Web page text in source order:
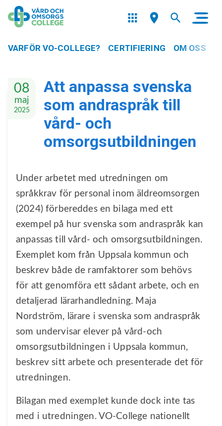
VARFÖR VO-COLLEGE? CERTIFIERING OM OSS
08
maj
2025
Att anpassa svenska
som andraspråk till
vård- och
omsorgsutbildningen
Under arbetet med utredningen om
språkkrav för personal inom äldreomsorgen
(2024) förbereddes en bilaga med ett
exempel på hur svenska som andraspråk kan
anpassas till vård- och omsorgsutbildningen.
Exemplet kom från Uppsala kommun och
beskrev både de ramfaktorer som behövs
för att genomföra ett sådant arbete, och en
detaljerad lärarhandledning. Maja
Nordström, lärare i svenska som andraspråk
som undervisar elever på vård-och
omsorgsutbildningen i Uppsala kommun,
beskrev sitt arbete och presenterade det för
utredningen.
Bilagan med exemplet kunde dock inte tas
med i utredningen. VO-College nationellt